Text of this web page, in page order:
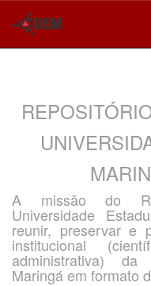
A missão do
Universidade
reunir, preservar e
institucional
administrativa)
Maringá em formato